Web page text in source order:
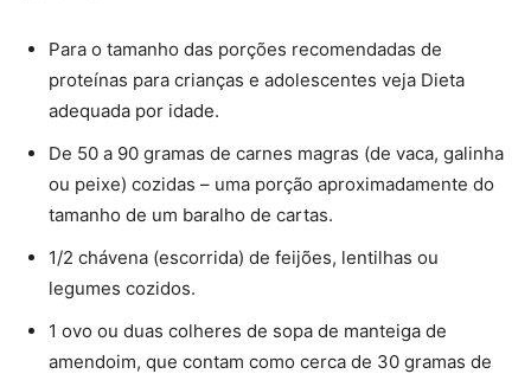
Para o tamanho das porções recomendadas de
proteínas para crianças e adolescentes veja Dieta
adequada por idade.
De 50 a 90 gramas de carnes magras (de vaca, galinha
ou peixe) cozidas – uma porção aproximadamente do
tamanho de um baralho de cartas.
1/2 chávena (escorrida) de feijões, lentilhas ou
legumes cozidos.
1 ovo ou duas colheres de sopa de manteiga de
amendoim, que contam como cerca de 30 gramas de